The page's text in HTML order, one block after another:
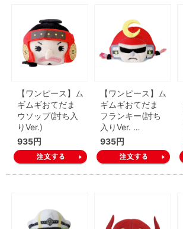
【ワンピース】ム
ギムギおてだま
ウソップ(討ち入
りVer.)
935円
【ワンピース】ム
ギムギおてだま
フランキー(討ち
入りVer. …
935円